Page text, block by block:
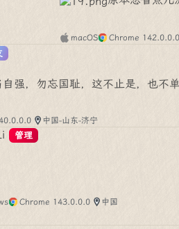
macOS Chrome 142.0.0.0
强，勿忘国耻，这不止是，也不
中国-山东-济宁
管理
Chrome 143.0.0.0 中国